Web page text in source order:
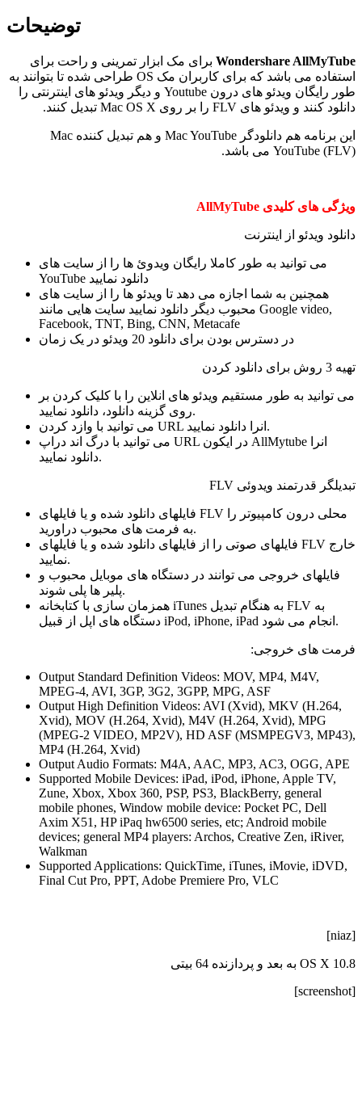
توضیحات
Wondershare AllMyTube برای مک ابزار تمرینی و راحت برای
استفاده می باشد که برای کاربران مک OS طراحی شده تا بتوانند به
طور رایگان ویدئو های درون Youtube و دیگر ویدئو های اینترنتی را
دانلود کنند و ویدئو های FLV را بر روی Mac OS X تبدیل کنند.
این برنامه هم دانلودگر Mac YouTube و هم تبدیل کننده Mac
YouTube (FLV) می باشد.
ویژگی های کلیدی AllMyTube
دانلود ویدئو از اینترنت
می توانید به طور کاملا رایگان ویدوئ ها را از سایت های
YouTube دانلود نمایید
همچنین به شما اجازه می دهد تا ویدئو ها را از سایت های
محبوب دیگر دانلود نمایید سایت هایی مانند Google video,
Facebook, TNT, Bing, CNN, Metacafe
در دسترس بودن برای دانلود 20 ویدئو در یک زمان
تهیه 3 روش برای دانلود کردن
می توانید به طور مستقیم ویدئو های انلاین را با کلیک کردن بر
روی گزینه دانلود، دانلود نمایید.
می توانید با وازد کردن URL انرا دانلود نمایید.
می توانید با درگ اند دراپ URL در ایکون AllMytube انرا
دانلود نمایید.
تبدیلگر قدرتمند ویدوئی FLV
فایلهای دانلود شده و یا فایلهای FLV محلی درون کامپیوتر را
به فرمت های محبوب دراورید.
فایلهای صوتی را از فایلهای دانلود شده و یا فایلهای FLV خارج
نمایید.
فایلهای خروجی می توانند در دستگاه های موبایل محبوب و
پلیر ها پلی شوند.
همزمان سازی با کتابخانه iTunes به هنگام تبدیل FLV به
دستگاه های اپل از قبیل iPod, iPhone, iPad انجام می شود.
فرمت های خروجی:
Output Standard Definition Videos: MOV, MP4, M4V,
MPEG-4, AVI, 3GP, 3G2, 3GPP, MPG, ASF
Output High Definition Videos: AVI (Xvid), MKV (H.264,
Xvid), MOV (H.264, Xvid), M4V (H.264, Xvid), MPG
(MPEG-2 VIDEO, MP2V), HD ASF (MSMPEGV3, MP43),
MP4 (H.264, Xvid)
Output Audio Formats: M4A, AAC, MP3, AC3, OGG, APE
Supported Mobile Devices: iPad, iPod, iPhone, Apple TV,
Zune, Xbox, Xbox 360, PSP, PS3, BlackBerry, general
mobile phones, Window mobile device: Pocket PC, Dell
Axim X51, HP iPaq hw6500 series, etc; Android mobile
devices; general MP4 players: Archos, Creative Zen, iRiver,
Walkman
Supported Applications: QuickTime, iTunes, iMovie, iDVD,
Final Cut Pro, PPT, Adobe Premiere Pro, VLC
[niaz]
OS X 10.8 به بعد و پردازنده 64 بیتی
[screenshot]